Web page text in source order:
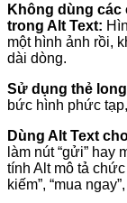
Không dùng các
trong Alt Text:
một hình ảnh rồi,
dài dòng.
Sử dụng thẻ
bức hình phức
Dùng Alt Text
làm nút “gửi” hay
tính Alt mô tả
kiếm”, “mua